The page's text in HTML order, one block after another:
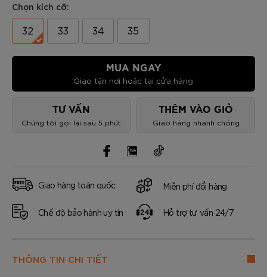
Chọn kích cỡ:
32 33 34 35
MUA NGAY
Giao tận nơi hoặc tại cửa hàng
TƯ VẤN
Chúng tôi gọi lại sau 5 phút
THÊM VÀO GIỎ
Giao hàng nhanh chóng
Giao hàng toàn quốc Miễn phí đổi hàng
Chế độ bảo hành uy tín Hỗ trợ tư vấn 24/7
THÔNG TIN CHI TIẾT